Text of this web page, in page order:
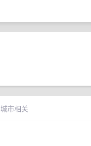
城市相关